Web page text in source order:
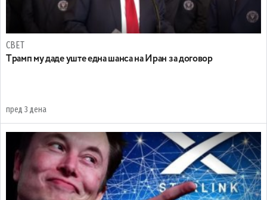
СВЕТ
Tрамп му даде уште една шанса на Иран за договор
пред 3 дена